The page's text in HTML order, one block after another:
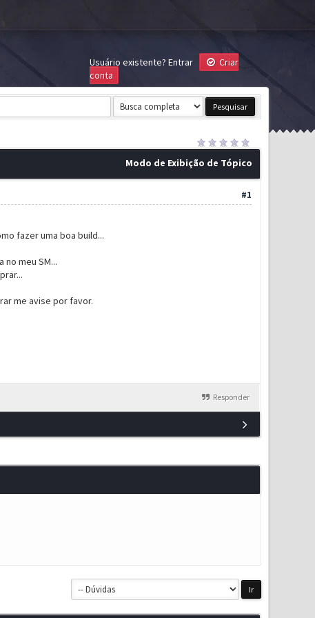
Usuário existente? Entrar
Criar
conta
Modo de Exibição de Tópico
#1
fazer uma boa build...
meu SM...
me avise por favor.
Responder